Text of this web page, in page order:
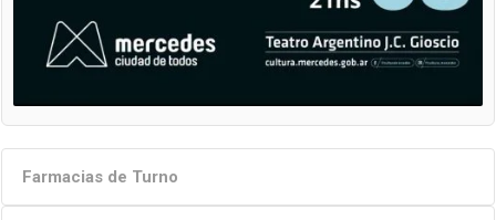
Farmacias de Turno